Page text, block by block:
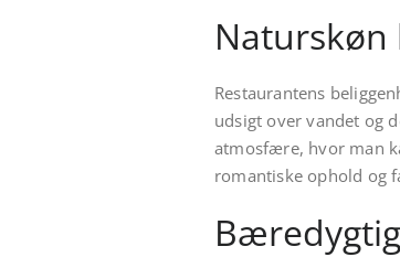
Naturskøn
Restaurantens
udsigt over vandet og
atmosfære, hvor man
romantiske ophold og